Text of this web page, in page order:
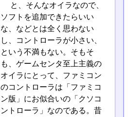
と、そんなオイラなので、
ソフトを追加できたらいい
な、などとは全く思わない
し、コントローラが小さい、
という不満もない。そもそ
も、ゲームセンタ至上主義の
オイラにとって、ファミコン
のコントローラは「ファミコ
ン版」にお似合いの「クソコ
ントローラ」なのである。昔